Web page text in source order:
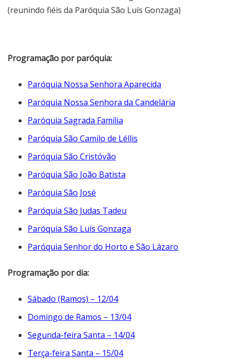
(reunindo fiéis da Paróquia São Luís Gonzaga)
Programação por paróquia:
Paróquia Nossa Senhora Aparecida
Paróquia Nossa Senhora da Candelária
Paróquia Sagrada Família
Paróquia São Camilo de Léllis
Paróquia São Cristóvão
Paróquia São João Batista
Paróquia São José
Paróquia São Judas Tadeu
Paróquia São Luís Gonzaga
Paróquia Senhor do Horto e São Lázaro
Programação por dia:
Sábado (Ramos) – 12/04
Domingo de Ramos – 13/04
Segunda-feira Santa – 14/04
Terça-feira Santa – 15/04